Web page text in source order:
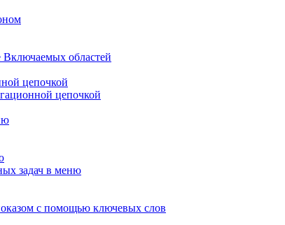
областей
цепочкой
цепочкой
задач в меню
с помощью ключевых слов